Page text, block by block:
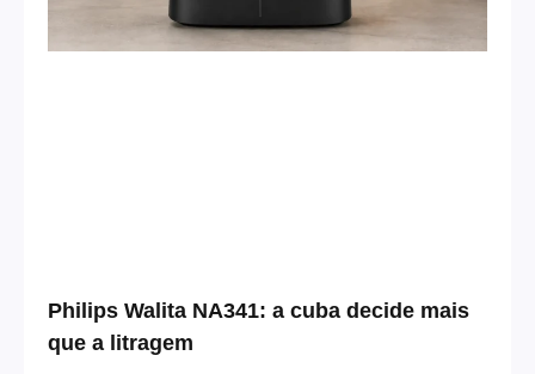
Philips Walita NA341: a cuba decide mais
que a litragem